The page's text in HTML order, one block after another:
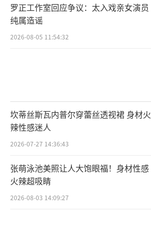
罗正工作室回应争议：太入戏亲女演员
纯属造谣
2026-08-05 11:54:32
坎蒂丝斯瓦内普尔穿蕾丝透视裙 身材火
辣性感迷人
2026-07-27 14:36:43
张萌泳池美照让人大饱眼福！身材性感
火辣超吸睛
2026-08-03 14:09:27